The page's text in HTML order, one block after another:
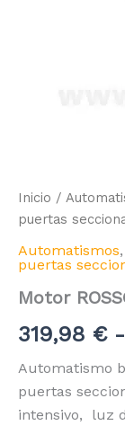
Inicio /
puertas
Automatismos,
puertas
Motor
319,98 € -
Automatismo
puertas
intensivo, luz